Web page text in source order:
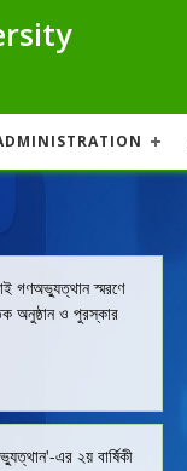
গণঅভ্যুত্থান স্মরণে
অনুষ্ঠান ও পুরস্কার
এর ২য় বার্ষিকী